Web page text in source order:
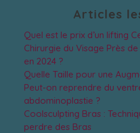
Articles
Quel est le prix d’un lifting
Chirurgie du Visage Près
en 2024 ?
Quelle Taille pour une
Peut-on reprendre du
abdominoplastie ?
Coolsculpting Bras :
perdre des Bras